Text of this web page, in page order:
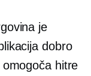
je
dobro
hitre